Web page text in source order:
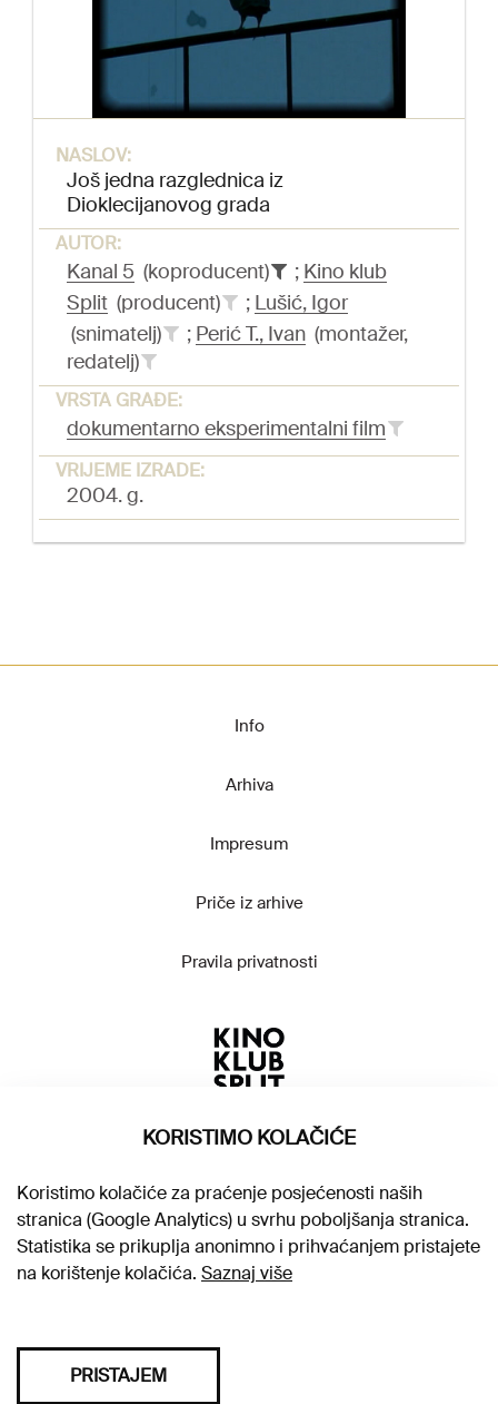
NASLOV:
Još jedna razglednica iz
Dioklecijanovog grada
AUTOR:
Kanal 5 (koproducent) ; Kino klub
Split (producent) ; Lušić, Igor
(snimatelj)
; Perić T., Ivan (montažer,
redatelj)
VRSTA GRAĐE:
dokumentarno eksperimentalni film
VRIJEME IZRADE:
2004. g.
Info
Arhiva
Impresum
Priče iz arhive
Pravila privatnosti
KORISTIMO KOLAČIĆE
Koristimo kolačiće za praćenje posjećenosti naših
stranica (Google Analytics) u svrhu poboljšanja stranica.
Statistika se prikuplja anonimno i prihvaćanjem pristajete
na korištenje kolačića. Saznaj više
PRISTAJEM